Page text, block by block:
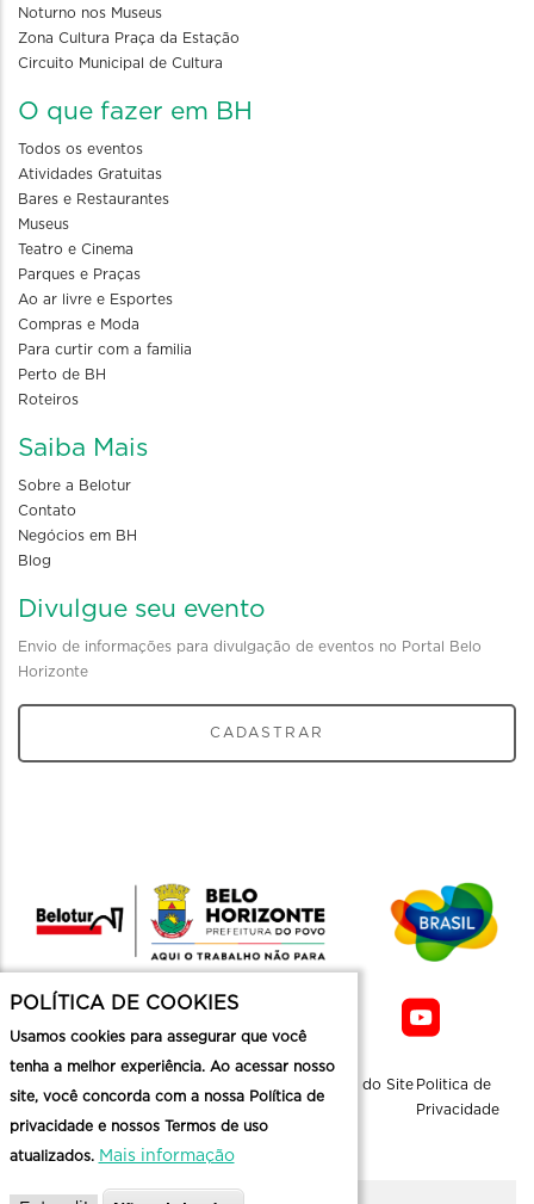
Noturno nos Museus
Zona Cultura Praça da Estação
Circuito Municipal de Cultura
O que fazer em BH
Todos os eventos
Atividades Gratuitas
Bares e Restaurantes
Museus
Teatro e Cinema
Parques e Praças
Ao ar livre e Esportes
Compras e Moda
Para curtir com a familia
Perto de BH
Roteiros
Saiba Mais
Sobre a Belotur
Contato
Negócios em BH
Blog
Divulgue seu evento
Envio de informações para divulgação de eventos no Portal Belo
Horizonte
CADASTRAR
Mapa do Site Politica de
Privacidade
POLÍTICA DE COOKIES
Usamos cookies para assegurar que você
tenha a melhor experiência. Ao acessar nosso
site, você concorda com a nossa Política de
privacidade e nossos Termos de uso
atualizados. Mais informação